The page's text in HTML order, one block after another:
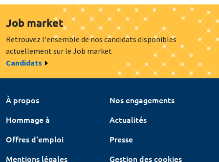
Job market
Retrouvez l'ensemble de nos candidats disponibles
actuellement sur le Job market
Candidats
À propos
Nos engagements
Hommage à
Actualités
Offres d'emploi
Presse
Mentions légales
Gestion des cookies